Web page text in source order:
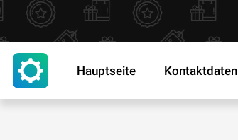
Hauptseite Kontaktdaten